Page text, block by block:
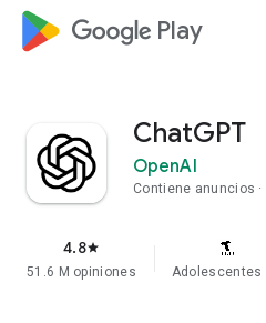
google_logo Play
ChatGPT
OpenAI
Contiene anuncios
4.8star
51.6 M opiniones Adolescentes